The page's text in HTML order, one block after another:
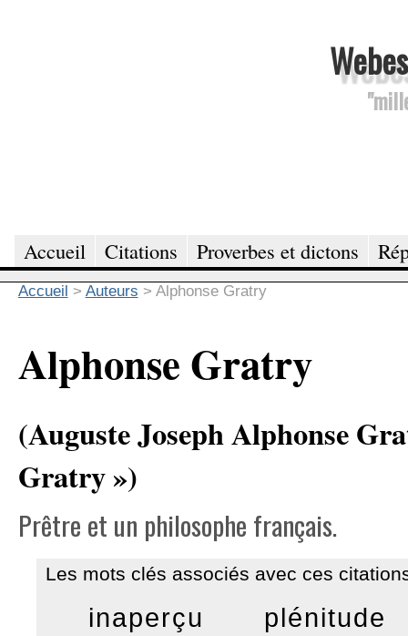
Accueil Citations Proverbes et dictons
Accueil > Auteurs > Alphonse Gratry
Alphonse Gratry
(Auguste Joseph Alphonse
Gratry »)
Prêtre et un philosophe français.
Les mots clés associés avec ces
inaperçu
plénitude